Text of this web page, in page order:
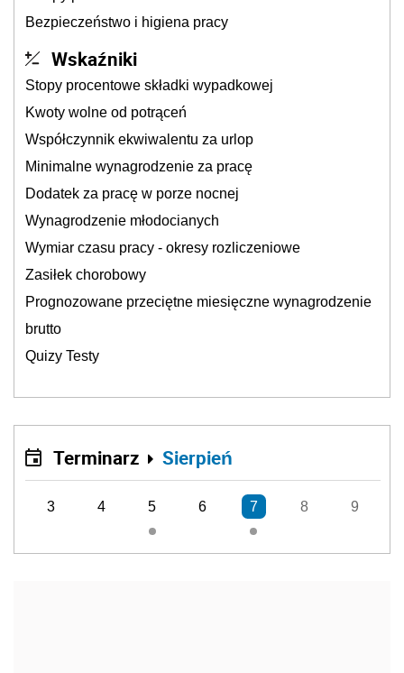
Bezpieczeństwo i higiena pracy
Wskaźniki
Stopy procentowe składki wypadkowej
Kwoty wolne od potrąceń
Współczynnik ekwiwalentu za urlop
Minimalne wynagrodzenie za pracę
Dodatek za pracę w porze nocnej
Wynagrodzenie młodocianych
Wymiar czasu pracy - okresy rozliczeniowe
Zasiłek chorobowy
Prognozowane przeciętne miesięczne wynagrodzenie
brutto
Quizy Testy
Terminarz Sierpień
3 4 5 6 7 8 9